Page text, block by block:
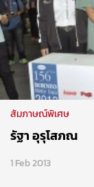
สัมภาษณ์พิเศษ
รัฐา อุรุโสภณ
1 Feb 2013